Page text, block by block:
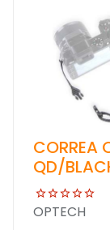
CORREA
QD/
OPTECH